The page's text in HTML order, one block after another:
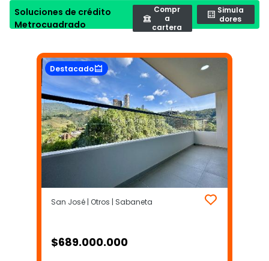
Soluciones de crédito
Metrocuadrado
Compr
a
cartera
Simula
dores
Destacado
San José | Otros | Sabaneta
$689.000.000